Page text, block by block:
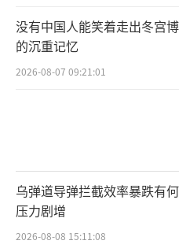
没有中国人能笑着走出冬宫
的沉重记忆
2026-08-07 09:21:01
乌弹道导弹拦截效率暴跌有
压力剧增
2026-08-08 15:11:08